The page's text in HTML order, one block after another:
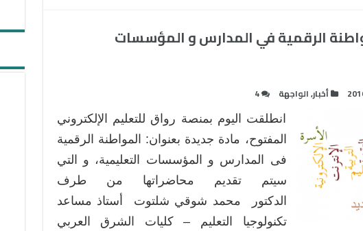
الرقمية في المدارس و المؤسسات
أخبار,الواجهة 4
انطلقت اليوم بمنصة رواق للتعليم الإلكتروني
المفتوح، مادة جديدة بعنوان: المواطنة الرقمية
فى المدارس و المؤسسات التعليمية، و التي
سيتم تقديم محاضراتها من طرف
الدكتور محمد شوقي شلتوت أستاذ مساعد
تكنولوجيا التعليم – كليات الشرق العربي